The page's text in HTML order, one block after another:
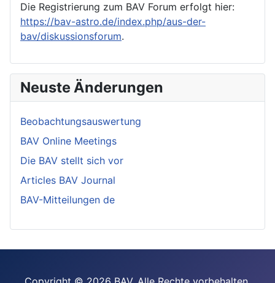
Die Registrierung zum BAV Forum erfolgt hier:
https://bav-astro.de/index.php/aus-der-
bav/diskussionsforum.
Neuste Änderungen
Beobachtungsauswertung
BAV Online Meetings
Die BAV stellt sich vor
Articles BAV Journal
BAV-Mitteilungen de